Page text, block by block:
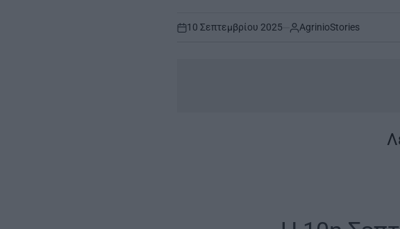
on
10 Σεπτεμβρίου 2025 AgrinioStories